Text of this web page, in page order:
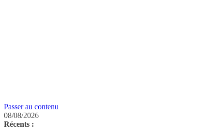
Passer au contenu
08/08/2026
Récents :